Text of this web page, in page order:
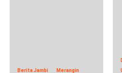
Berita Jambi Merangin